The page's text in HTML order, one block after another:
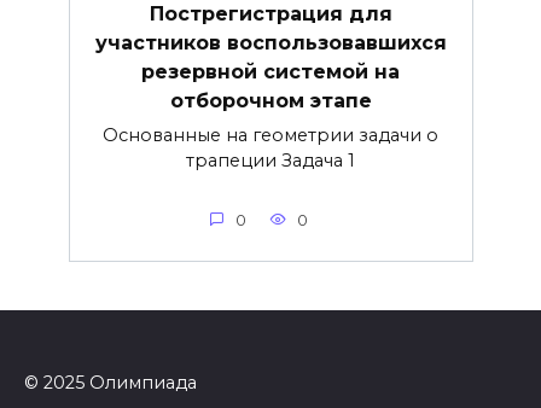
Пострегистрация для
участников воспользовавшихся
резервной системой на
отборочном этапе
Основанные на геометрии задачи о
трапеции Задача 1
0 0
© 2025 Олимпиада